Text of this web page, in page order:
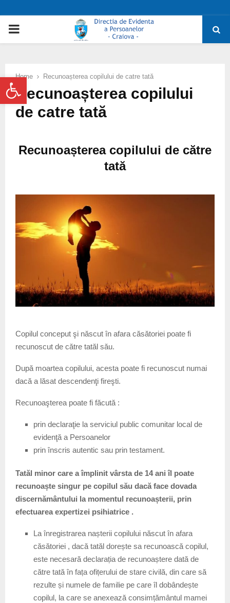
Deschide bara de unelte
PRIMARY
Home Recunoașterea copilului de catre tată
Recunoașterea copilului
de catre tată
Recunoașterea copilului de către
tată
Copilul conceput şi născut în afara căsătoriei poate fi
recunoscut de către tatăl său.
După moartea copilului, acesta poate fi recunoscut numai
dacă a lăsat descendenţi fireşti.
Recunoaşterea poate fi făcută :
prin declaraţie la serviciul public comunitar local de
evidenţă a Persoanelor
prin înscris autentic sau prin testament.
Tatăl minor care a împlinit vârsta de 14 ani îl poate
recunoaște singur pe copilul său dacă face dovada
discernământului la momentul recunoașterii, prin
efectuarea expertizei psihiatrice .
La înregistrarea nașterii copilului născut în afara
căsătoriei , dacă tatăl dorește sa recunoască copilul,
este necesară declarația de recunoaștere dată de
către tată în fața ofițerului de stare civilă, din care să
rezulte și numele de familie pe care îl dobândește
copilul, la care se anexează consimțământul mamei